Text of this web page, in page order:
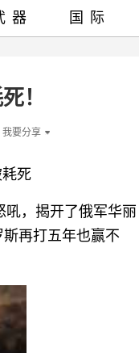
！
我要分享
死
吼，揭开了俄军华丽
再打五年也赢不
器 国际